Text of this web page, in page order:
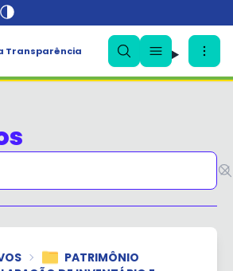
Transparência
PATRIMÔNIO